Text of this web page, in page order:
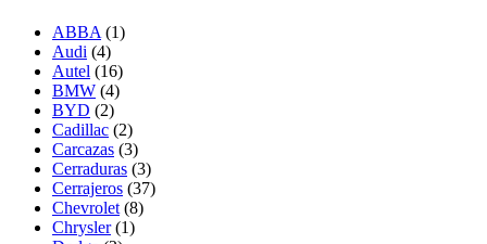
ABBA (1)
Audi (4)
Autel (16)
BMW (4)
BYD (2)
Cadillac (2)
Carcazas (3)
Cerraduras (3)
Cerrajeros (37)
Chevrolet (8)
Chrysler (1)